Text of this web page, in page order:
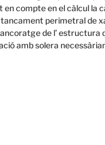
en compte en el càlcul
perimetral de
ancoratge de l’
amb solera